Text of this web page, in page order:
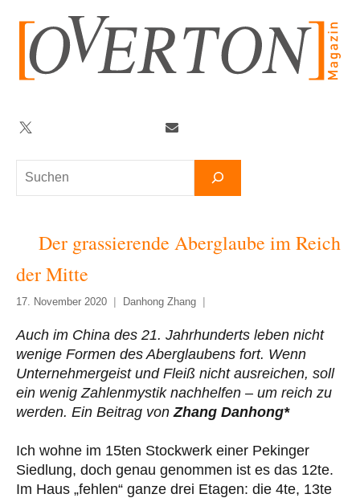
springen
Suchen
Twitter
Der grassierende Aberglaube im Reich
der Mitte
17. November 2020 Danhong Zhang
Auch im China des 21. Jahrhunderts leben nicht
wenige Formen des Aberglaubens fort. Wenn
Unternehmergeist und Fleiß nicht ausreichen, soll
ein wenig Zahlenmystik nachhelfen – um reich zu
werden. Ein Beitrag vonZhang Danhong*
Ich wohne im 15ten Stockwerk einer Pekinger
Siedlung, doch genau genommen ist es das 12te.
Im Haus „fehlen“ ganze drei Etagen: die 4te, 13te